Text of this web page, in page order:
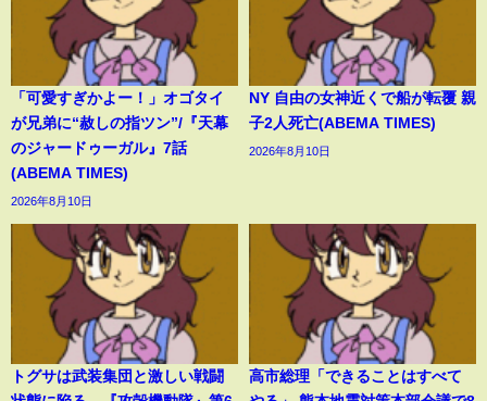
「可愛すぎかよー！」オゴタイ
が兄弟に“赦しの指ツン”/『天幕
のジャードゥーガル』7話
(ABEMA TIMES)
2026年8月10日
NY 自由の女神近くで船が転覆 親
子2人死亡(ABEMA TIMES)
2026年8月10日
トグサは武装集団と激しい戦闘
高市総理「できることはすべて